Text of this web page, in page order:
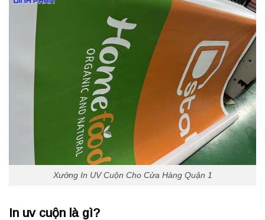
Xưởng In UV Cuộn Cho Cửa Hàng Quận 1
In uv cuộn là gì?